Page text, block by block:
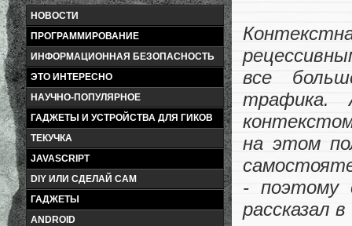
НОВОСТИ
ПРОГРАММИРОВАНИЕ
ИНФОРМАЦИОННАЯ БЕЗОПАСНОСТЬ
ЭТО ИНТЕРЕСНО
НАУЧНО-ПОПУЛЯРНОЕ
ГАДЖЕТЫ И УСТРОЙСТВА ДЛЯ ГИКОВ
ТЕКУЧКА
JAVASCRIPT
DIY ИЛИ СДЕЛАЙ САМ
ГАДЖЕТЫ
ANDROID
все
трафика.
на этом
- поэтому
рассказал